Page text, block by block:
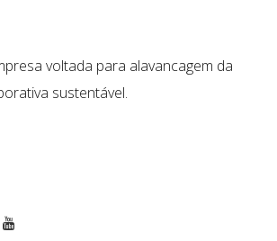
voltada para alavancagem da
sustentável.